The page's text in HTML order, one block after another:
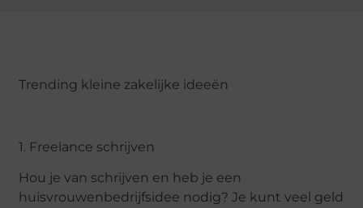
Trending kleine zakelijke ideeën
1. Freelance schrijven
Hou je van schrijven en heb je een
huisvrouwenbedrijfsidee nodig? Je kunt veel geld